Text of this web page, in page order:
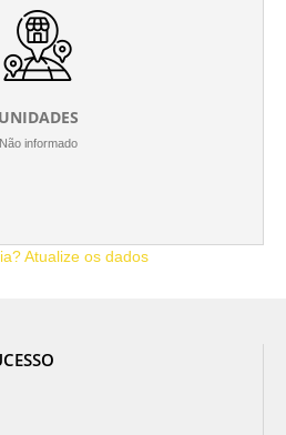
UNIDADES
Não informado
Atualize os dados